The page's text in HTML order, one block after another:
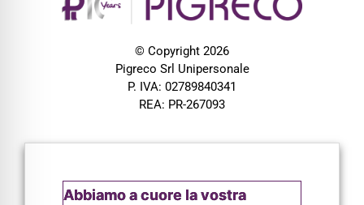
© Copyright 2026
Pigreco Srl Unipersonale
P. IVA: 02789840341
REA: PR-267093
Abbiamo a cuore la vostra